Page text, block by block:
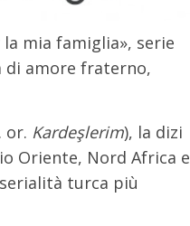
mia famiglia», serie
di amore fraterno,
Kardeşlerim), la dizi
Oriente, Nord Africa e
turca più